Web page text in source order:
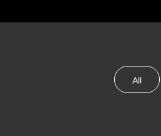
All